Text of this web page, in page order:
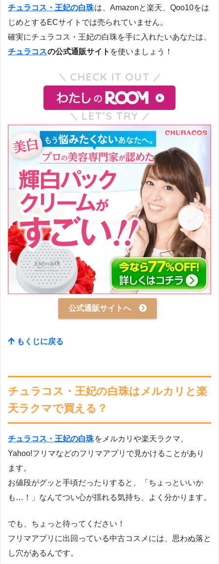
チュラコス・王妃の白珠は、Amazonと楽天、Qoo10をは
じめとするECサイトでは売られていません。
確実にチュラコス・王妃の白珠を手に入れたいあなたは、
チュラコスの公式通販サイト を使いましょう！
CHECK IT OUT
LET’S TRY
公式通販サイトへ
もくじに戻る
チュラコス・王妃の白珠はメルカリと楽
天ラクマで買える？
チュラコス・王妃の白珠をメルカリや楽天ラクマ、
Yahoo!フリマなどのフリマアプリで見かけることがあり
ます。
お値段がグッと手頃だったりすると、「ちょっといいか
も…！」なんてつい心が揺れる気持ち、よく分かります。
でも、ちょっと待ってください！
フリマアプリに出回っている中古コスメには、思わぬ落と
し穴があるんです。